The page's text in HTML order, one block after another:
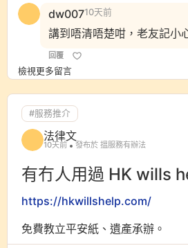
dw00710天前
講到唔清唔楚咁，老友記小
回覆
檢視更多留言
#服務推介
法律文
10天前 發布於 搵服務有辦法
有冇人用過 HK wills
https://hkwillshelp.com/
免費教立平安紙、遺產承辦。